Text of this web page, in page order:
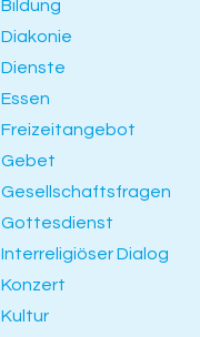
Bildung
Diakonie
Dienste
Essen
Freizeitangebot
Gebet
Gesellschaftsfragen
Gottesdienst
Interreligiöser Dialog
Konzert
Kultur